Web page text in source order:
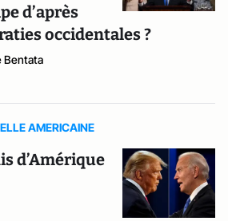
d’après
occidentales ?
Bentata
AMERICAINE
d’Amérique